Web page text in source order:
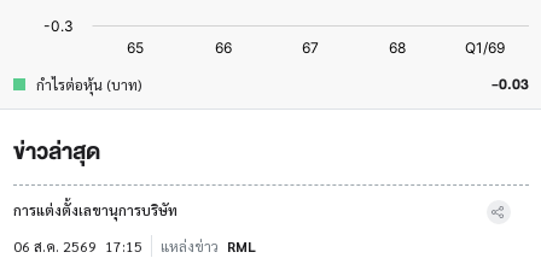
กำไรต่อหุ้น (บาท) -0.03
ข่าวล่าสุด
การแต่งตั้งเลขานุการบริษัท
06 ส.ค. 2569 17:15 แหล่งข่าว RML